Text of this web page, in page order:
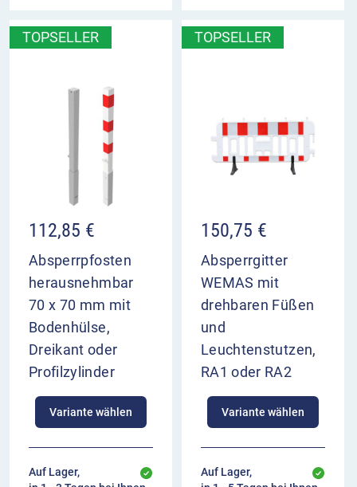
TOPSELLER
112,85 €
Absperrpfosten
herausnehmbar
70 x 70 mm mit
Bodenhülse,
Dreikant oder
Profilzylinder
Variante wählen
Auf Lager,
TOPSELLER
150,75 €
Absperrgitter
WEMAS mit
drehbaren Füßen
und
Leuchtenstutzen,
RA1 oder RA2
Variante wählen
Auf Lager,